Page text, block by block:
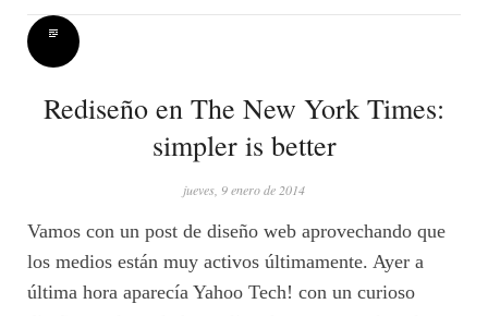
Rediseño en The New York Times:
simpler is better
jueves, 9 enero de 2014
Vamos con un post de diseño web aprovechando que
los medios están muy activos últimamente. Ayer a
última hora aparecía Yahoo Tech! con un curioso